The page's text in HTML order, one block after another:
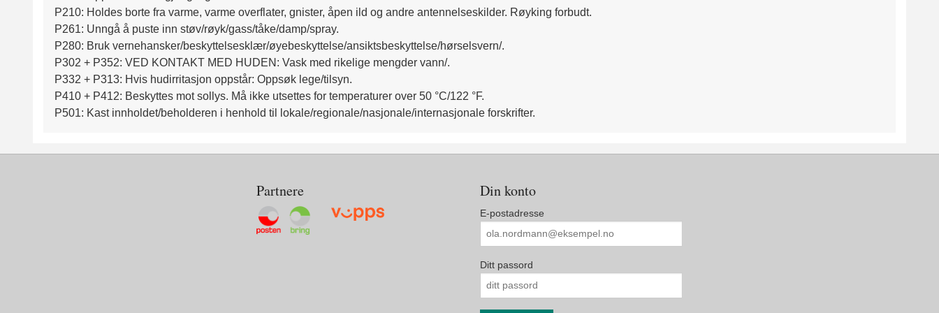
P210: Holdes borte fra varme, varme overflater, gnister, åpen ild og andre antennelseskilder. Røyking forbudt.
P261: Unngå å puste inn støv/røyk/gass/tåke/damp/spray.
P280: Bruk vernehansker/beskyttelsesklær/øyebeskyttelse/ansiktsbeskyttelse/hørselsvern/.
P302 + P352: VED KONTAKT MED HUDEN: Vask med rikelige mengder vann/.
P332 + P313: Hvis hudirritasjon oppstår: Oppsøk lege/tilsyn.
P410 + P412: Beskyttes mot sollys. Må ikke utsettes for temperaturer over 50 °C/122 °F.
P501: Kast innholdet/beholderen i henhold til lokale/regionale/nasjonale/internasjonale forskrifter.
Partnere Din konto
E-postadresse
Ditt passord